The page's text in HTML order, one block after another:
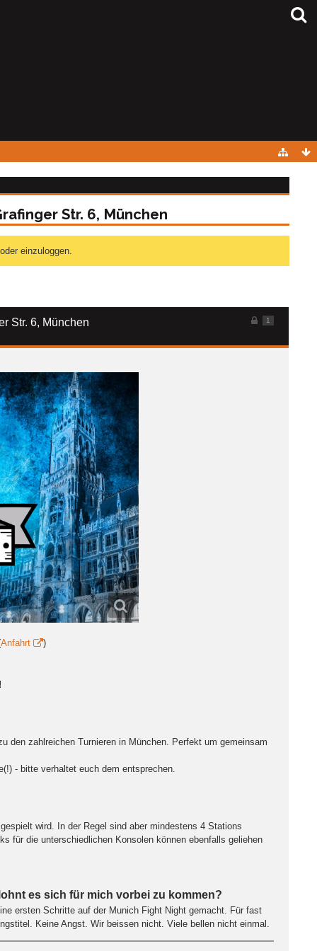
Str. 6, München
einzuloggen.
1
Str. 6, München
Anfahrt )
den zahlreichen Turnieren in München. Perfekt um gemeinsam
- bitte verhaltet euch dem entsprechen.
wird. In der Regel sind aber mindestens 4 Stations
für die unterschiedlichen Konsolen können ebenfalls geliehen
es sich für mich vorbei zu kommen?
ersten Schritte auf der Munich Fight Night gemacht. Für fast
Keine Angst. Wir beissen nicht. Viele bellen nicht einmal.